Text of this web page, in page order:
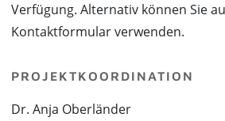
Verfügung. Alternativ können Sie
Kontaktformular verwenden.
PROJEKTKOORDINATION
Dr. Anja Oberländer